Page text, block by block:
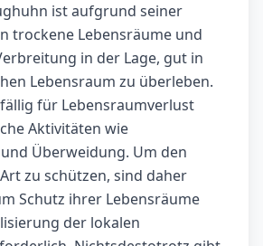
ist aufgrund seiner
trockene Lebensräume und
in der Lage, gut in
Lebensraum zu überleben.
für Lebensraumverlust
Aktivitäten wie
Überweidung. Um den
zu schützen, sind daher
Schutz ihrer Lebensräume
der lokalen